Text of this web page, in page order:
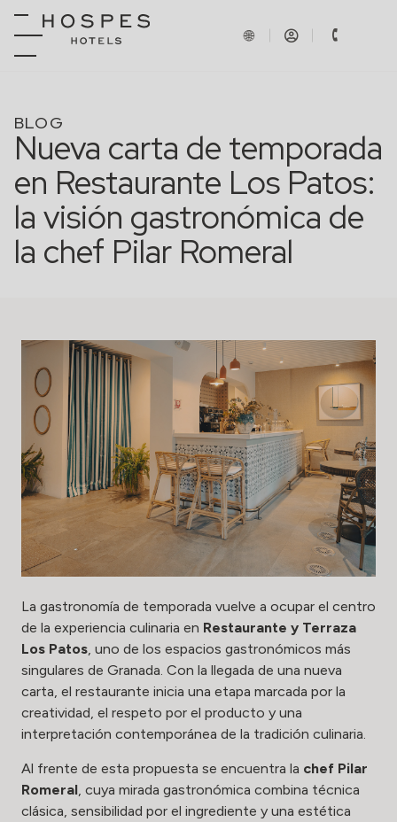
BLOG
Nueva carta de temporada
en Restaurante Los Patos:
la visión gastronómica de
la chef Pilar Romeral
La gastronomía de temporada vuelve a ocupar el centro
de la experiencia culinaria en Restaurante y Terraza
Los Patos, uno de los espacios gastronómicos más
singulares de Granada. Con la llegada de una nueva
carta, el restaurante inicia una etapa marcada por la
creatividad, el respeto por el producto y una
interpretación contemporánea de la tradición culinaria.
Al frente de esta propuesta se encuentra la chef Pilar
Romeral, cuya mirada gastronómica combina técnica
clásica, sensibilidad por el ingrediente y una estética